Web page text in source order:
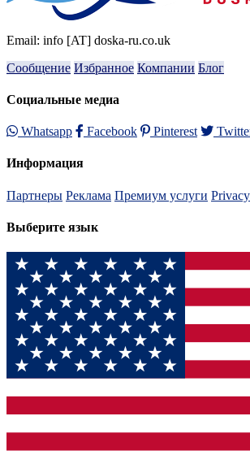
Email: info [AT] doska-ru.co.uk
Сообщение Избранное Компании Блог
Социальные медиа
Whatsapp Facebook Pinterest
Информация
Партнеры Реклама Премиум услуги
Выберите язык